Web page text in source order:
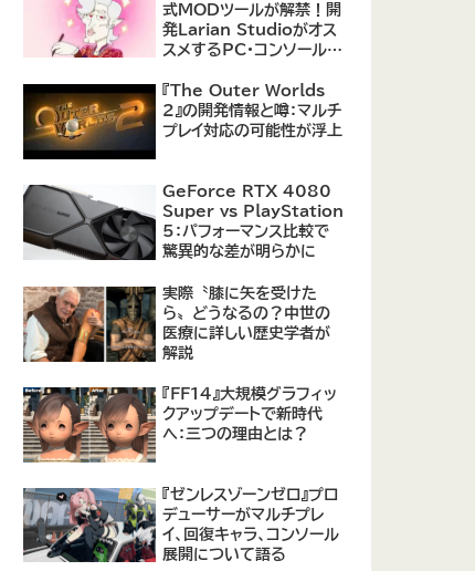
式MODツールが解禁！開
発Larian Studioがオス
スメするPC・コンソール向
『The Outer Worlds
2』の開発情報と噂：マルチ
プレイ対応の可能性が浮上
GeForce RTX 4080
Super vs PlayStation
5：パフォーマンス比較で
驚異的な差が明らかに
実際〝膝に矢を受けた
ら〟どうなるの？中世の
医療に詳しい歴史学者が
解説
『FF14』大規模グラフィッ
クアップデートで新時代
へ：三つの理由とは？
『ゼンレスゾーンゼロ』プロ
デューサーがマルチプレ
イ、回復キャラ、コンソール
展開について語る